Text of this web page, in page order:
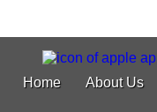
Home About Us